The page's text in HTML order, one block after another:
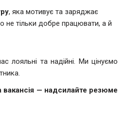
, яка мотивує та заряджає
не тільки добре працювати, а й
лояльні та надійні. Ми цінуємо
вакансія — надсилайте резюме